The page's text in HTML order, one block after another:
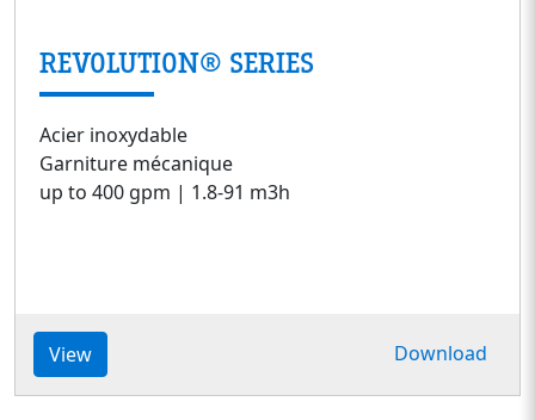
REVOLUTION® SERIES
Acier inoxydable
Garniture mécanique
up to 400 gpm | 1.8-91 m3h
View Download